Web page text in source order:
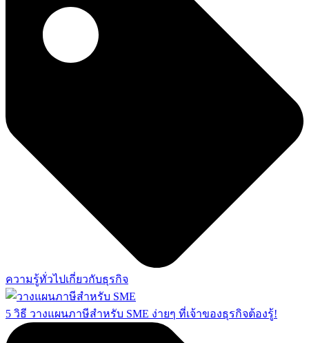
ความรู้ทั่วไปเกี่ยวกับธุรกิจ
5 วิธี วางแผนภาษีสำหรับ SME ง่ายๆ ที่เจ้าของธุรกิจต้องรู้!